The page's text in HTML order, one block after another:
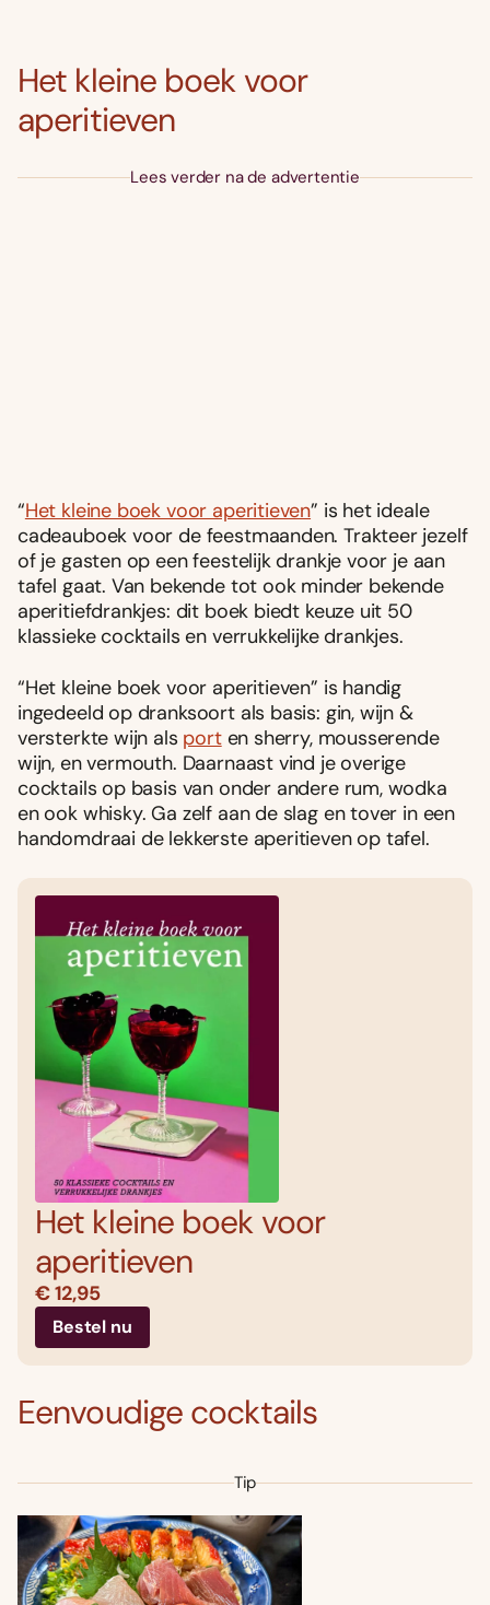
Het kleine boek voor
aperitieven
Lees verder na de advertentie
“Het kleine boek voor aperitieven” is het ideale
cadeauboek voor de feestmaanden. Trakteer jezelf
of je gasten op een feestelijk drankje voor je aan
tafel gaat. Van bekende tot ook minder bekende
aperitiefdrankjes: dit boek biedt keuze uit 50
klassieke cocktails en verrukkelijke drankjes.
“Het kleine boek voor aperitieven” is handig
ingedeeld op dranksoort als basis: gin, wijn &
versterkte wijn als porten sherry, mousserende
wijn, en vermouth. Daarnaast vind je overige
cocktails op basis van onder andere rum, wodka
en ook whisky. Ga zelf aan de slag en tover in een
handomdraai de lekkerste aperitieven op tafel.
Het kleine boek voor
aperitieven
€ 12,95
Bestel nu
Eenvoudige cocktails
Tip